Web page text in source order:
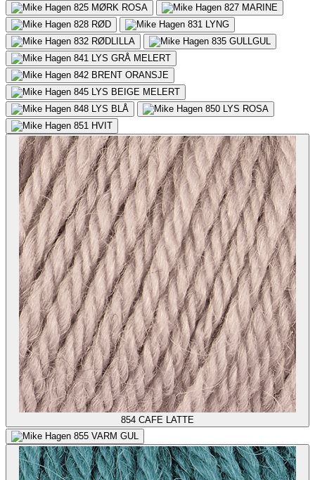
825 MØRK ROSA 827 MARINE
828 RØD 831 LYNG
832 RØDLILLA 835 GULLGUL
841 LYS GRÅ MELERT
842 BRENT ORANSJE
845 LYS BEIGE MELERT
848 LYS BLÅ 850 LYS ROSA
851 HVIT
854 CAFE LATTE
855 VARM GUL